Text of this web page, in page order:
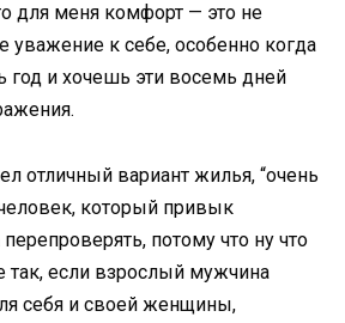
для меня комфорт — это не
уважение к себе, особенно когда
год и хочешь эти восемь дней
отличный вариант жилья, “очень
который привык
потому что ну что
если взрослый мужчина
себя и своей женщины,